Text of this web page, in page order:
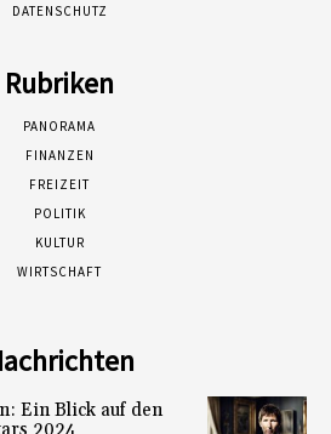
DATENSCHUTZ
Rubriken
PANORAMA
FINANZEN
FREIZEIT
POLITIK
KULTUR
WIRTSCHAFT
Ein Blick auf den